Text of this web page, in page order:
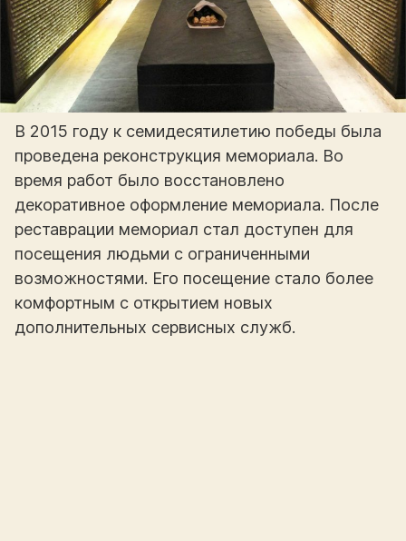
В 2015 году к семидесятилетию победы была
проведена реконструкция мемориала. Во
время работ было восстановлено
декоративное оформление мемориала. После
реставрации мемориал стал доступен для
посещения людьми с ограниченными
возможностями. Его посещение стало более
комфортным с открытием новых
дополнительных сервисных служб.